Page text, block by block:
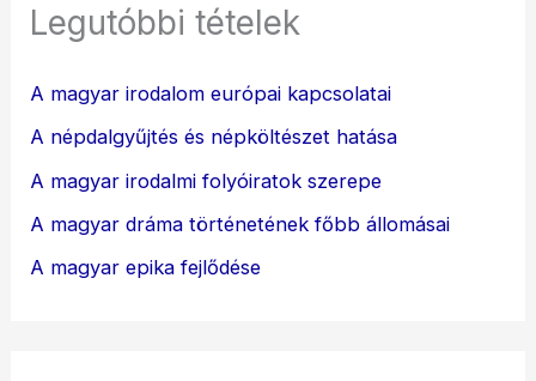
Legutóbbi tételek
A magyar irodalom európai kapcsolatai
A népdalgyűjtés és népköltészet hatása
A magyar irodalmi folyóiratok szerepe
A magyar dráma történetének főbb állomásai
A magyar epika fejlődése